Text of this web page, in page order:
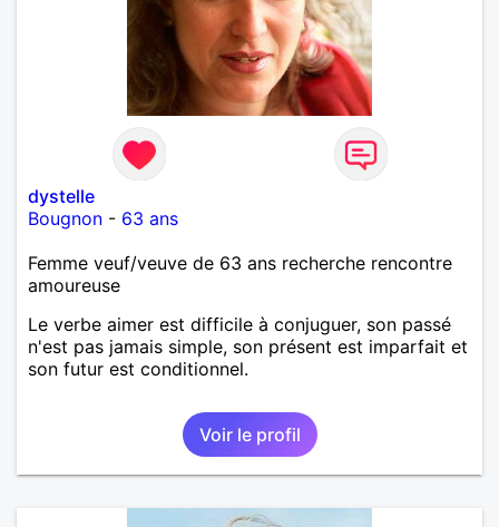
dystelle
Bougnon - 63 ans
Femme veuf/veuve de 63 ans recherche rencontre
amoureuse
Le verbe aimer est difficile à conjuguer, son passé
n'est pas jamais simple, son présent est imparfait et
son futur est conditionnel.
Voir le profil